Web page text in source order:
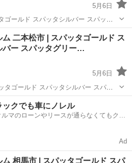
5月6日
ゴールド スパッタシルバー スパッタ
ルム シルフィード ウインコス スモー
ページ
ム 二本松市 | スパッタゴールド ス
バー スパッタグリー…
5月6日
ゴールド スパッタシルバー スパッ
ィルム シルフィード ウインコス スモ
その他 ページ
ックでも車にノレル
マのローンやリースが通らなくてもクル
Ad
ム 相馬市 | スパッタゴールド スパ